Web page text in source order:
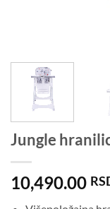
Jungle
10,490.00